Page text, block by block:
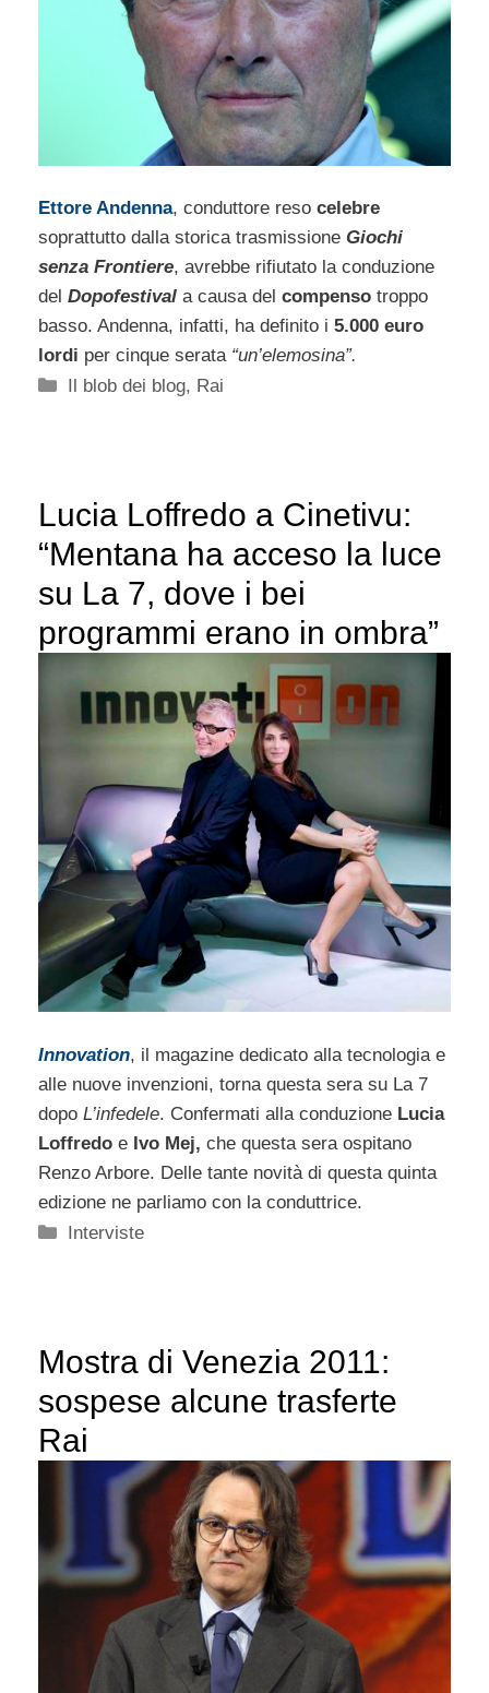
Ettore Andenna, conduttore reso celebre
soprattutto dalla storica trasmissione Giochi
senza Frontiere, avrebbe rifiutato la conduzione
del Dopofestival a causa del compenso troppo
basso. Andenna, infatti, ha definito i 5.000 euro
lordi per cinque serata “un’elemosina”.
Categorie
Il blob dei blog, Rai
Lucia Loffredo a Cinetivu:
“Mentana ha acceso la luce
su La 7, dove i bei
programmi erano in ombra”
Innovation, il magazine dedicato alla tecnologia e
alle nuove invenzioni, torna questa sera su La 7
dopo L’infedele. Confermati alla conduzione Lucia
Loffredo e Ivo Mej, che questa sera ospitano
Renzo Arbore. Delle tante novità di questa quinta
edizione ne parliamo con la conduttrice.
Categorie
Interviste
Mostra di Venezia 2011:
sospese alcune trasferte
Rai